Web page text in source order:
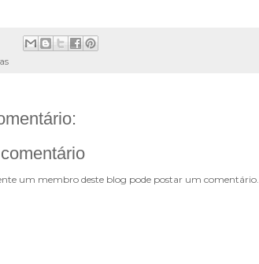
um membro deste blog pode postar um comentário.